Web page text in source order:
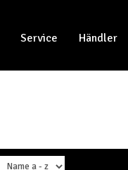
Service Händler